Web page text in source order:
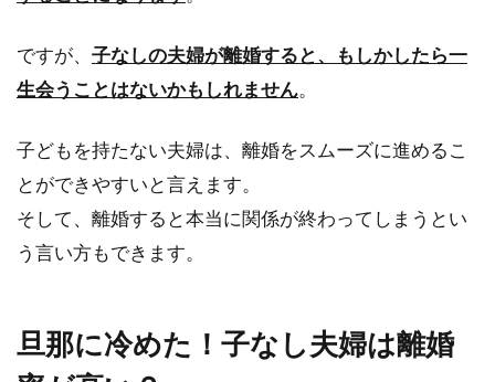
ですが、 子なしの夫婦が離婚すると、もしかしたら一
生会うことはないかもしれません。
子どもを持たない夫婦は、離婚をスムーズに進めるこ
とができやすいと言えます。
そして、離婚すると本当に関係が終わってしまうとい
う言い方もできます。
旦那に冷めた！子なし夫婦は離婚